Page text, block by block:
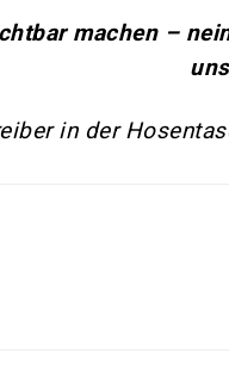
machen –
in der